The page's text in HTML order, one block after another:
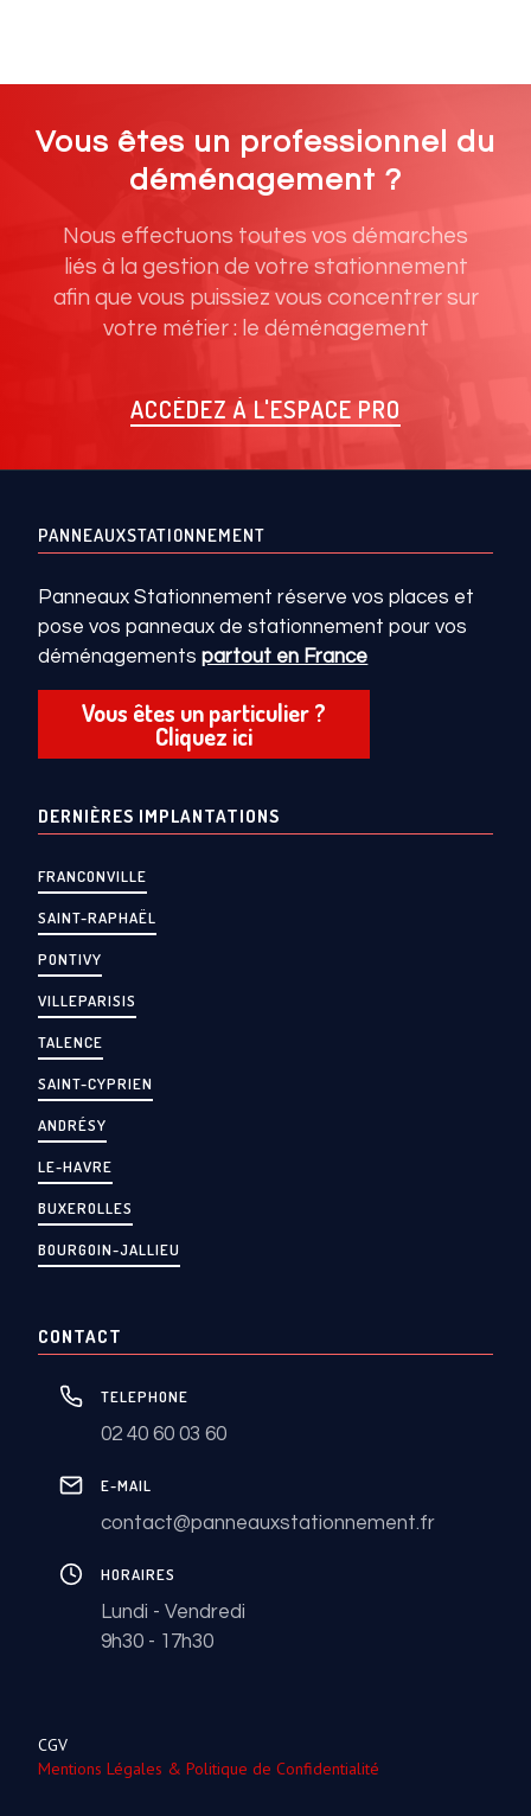
Vous êtes un professionnel du
déménagement ?
Nous effectuons toutes vos démarches
liés à la gestion de votre stationnement
afin que vous puissiez vous concentrer sur
votre métier : le déménagement
ACCÉDEZ À L'ESPACE PRO
PANNEAUXSTATIONNEMENT
Panneaux Stationnement réserve vos places et
pose vos panneaux de stationnement pour vos
déménagementspartout en France
Vous êtes un particulier ?
Cliquez ici
DERNIÈRES IMPLANTATIONS
FRANCONVILLE
SAINT-RAPHAËL
PONTIVY
VILLEPARISIS
TALENCE
SAINT-CYPRIEN
ANDRÉSY
LE-HAVRE
BUXEROLLES
BOURGOIN-JALLIEU
CONTACT
TELEPHONE
02 40 60 03 60
E-MAIL
contact@panneauxstationnement.fr
HORAIRES
Lundi - Vendredi
9h30 - 17h30
CGV
Mentions Légales & Politique de Confidentialité